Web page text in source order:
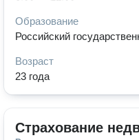
Образование
Российский
Возраст
23 года
Страхование